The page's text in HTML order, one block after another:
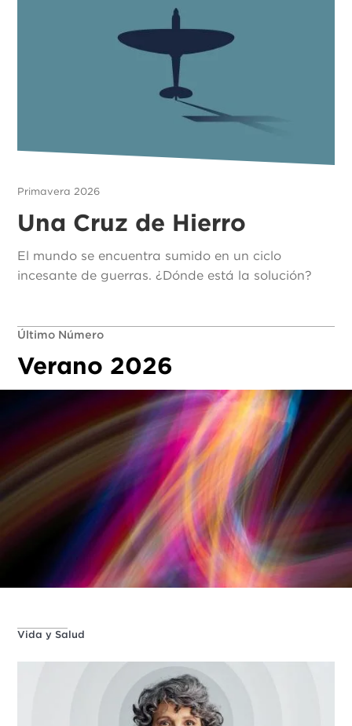
Primavera 2026
Una Cruz de Hierro
El mundo se encuentra sumido en un ciclo
incesante de guerras. ¿Dónde está la solución?
Último Número
Verano 2026
Vida y Salud